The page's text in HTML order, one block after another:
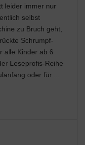
leider immer nur
selbst
zu Bruch geht,
Schrumpf-
alle Kinder ab 6
Leseprofis-Reihe
oder für ...